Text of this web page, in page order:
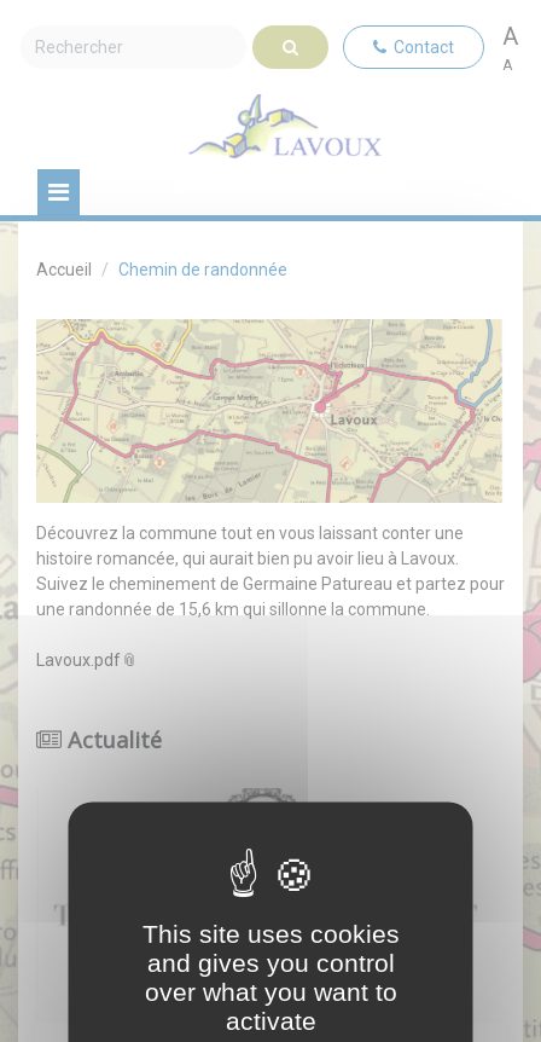
Contact A
A
Accueil Chemin de randonnée
Découvrez la commune tout en vous laissant conter une
histoire romancée, qui aurait bien pu avoir lieu à Lavoux.
Suivez le cheminement de Germaine Patureau et partez pour
une randonnée de 15,6 km qui sillonne la commune.
Lavoux.pdf
Actualité
This site uses cookies
and gives you control
over what you want to
activate